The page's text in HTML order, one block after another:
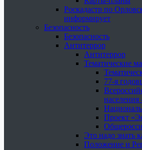
Роскадастр по
информирует
Безопасность
Безопасность
Антитеррор
Антитеррор
Тематические
77-я
Проект
Это надо знать
Положение и